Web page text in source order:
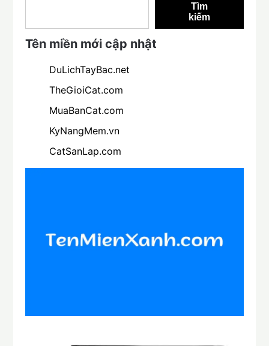
Tìm
kiếm
Tên miền mới cập nhật
DuLichTayBac.net
TheGioiCat.com
MuaBanCat.com
KyNangMem.vn
CatSanLap.com